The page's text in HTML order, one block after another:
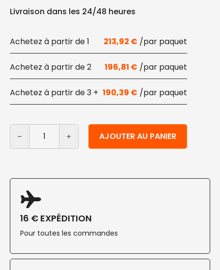
Livraison dans les 24/48 heures
1 213,92 €
2 196,81 €
3 + 190,39 €
quantité de Sacs de cuisson sous vide biodégradables
AJOUTER AU PANIER
Alternative:
16 € EXPÉDITION
Pour toutes les commandes